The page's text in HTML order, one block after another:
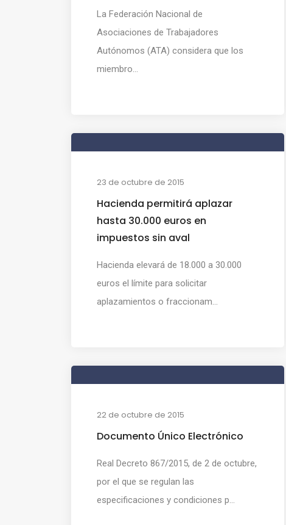
La Federación Nacional de
Asociaciones de Trabajadores
Autónomos (ATA) considera que los
miembro...
23 de octubre de 2015
Hacienda permitirá aplazar
hasta 30.000 euros en
impuestos sin aval
Hacienda elevará de 18.000 a 30.000
euros el límite para solicitar
aplazamientos o fraccionam...
22 de octubre de 2015
Documento Único Electrónico
Real Decreto 867/2015, de 2 de octubre,
por el que se regulan las
especificaciones y condiciones p...